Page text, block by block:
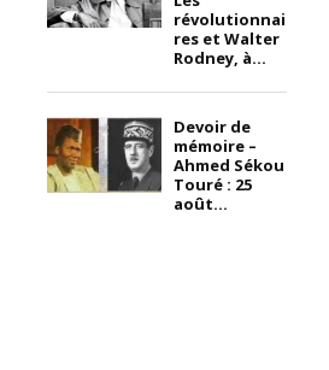
révolutionnai
res et Walter
Rodney, à...
Devoir de
mémoire –
Ahmed Sékou
Touré : 25
août...